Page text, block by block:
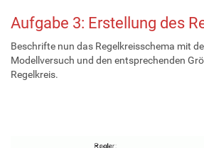
Aufgabe 3: Erstellung des
Beschrifte nun das Regelkreisschema mit
Modellversuch und den entsprechenden
Regelkreis.